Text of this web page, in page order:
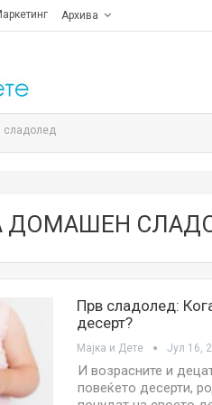
Архива
сладолед
ДОМАШЕН
Прв сладолед:
десерт?
Мајка и Дете Јул 16,
И возрасните и
повеќето десерти,